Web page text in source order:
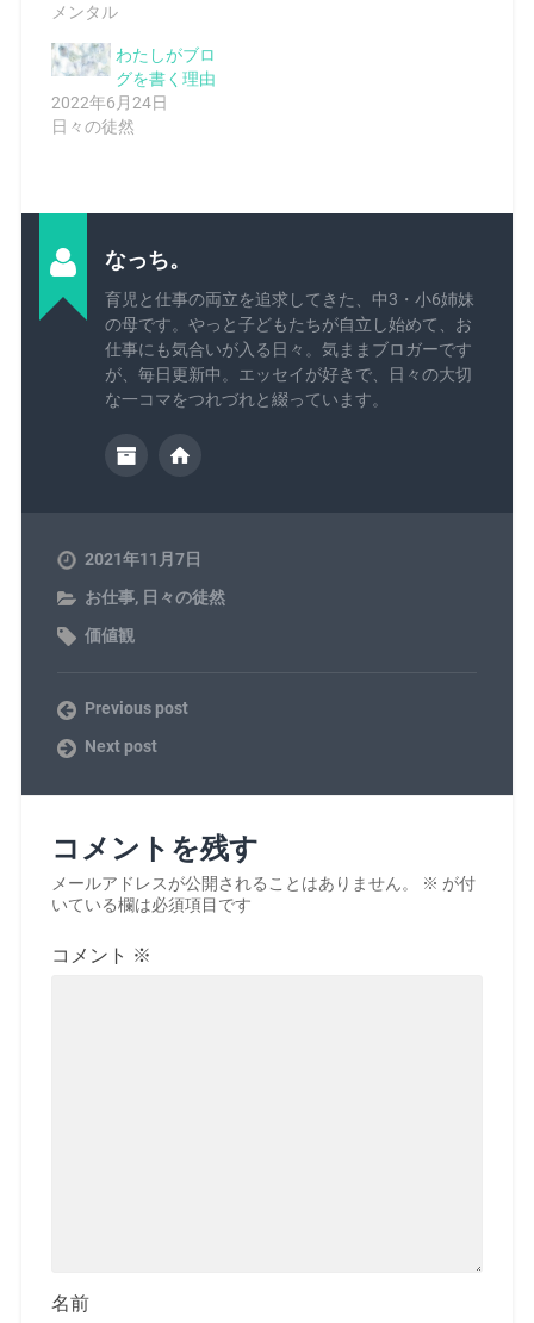
メンタル
わたしがブロ
グを書く理由
2022年6月24日
日々の徒然
なっち。
育児と仕事の両立を追求してきた、中3・小6姉妹
の母です。やっと子どもたちが自立し始めて、お
仕事にも気合いが入る日々。気ままブロガーです
が、毎日更新中。エッセイが好きで、日々の大切
な一コマをつれづれと綴っています。
2021年11月7日
お仕事, 日々の徒然
価値観
Previous post
Next post
コメントを残す
メールアドレスが公開されることはありません。 ※ が付
いている欄は必須項目です
コメント ※
名前